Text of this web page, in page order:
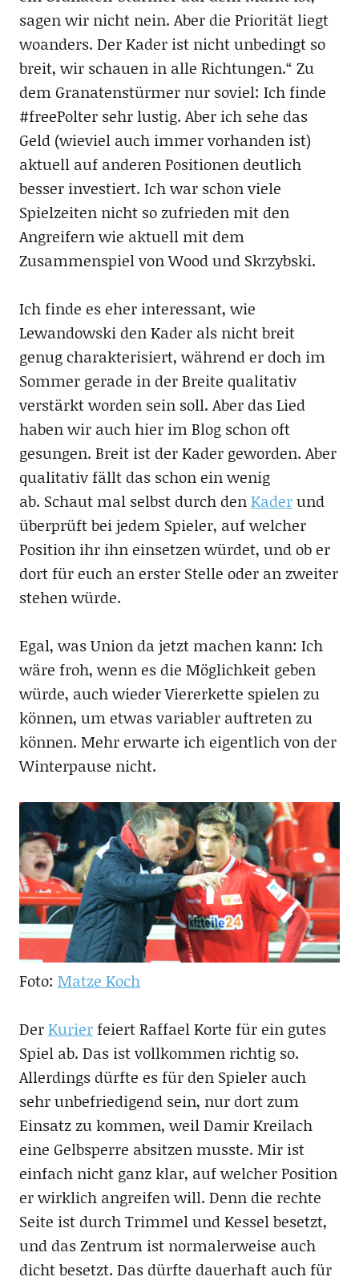
sagen wir nicht nein. Aber die Priorität liegt
woanders. Der Kader ist nicht unbedingt so
breit, wir schauen in alle Richtungen.“ Zu
dem Granatenstürmer nur soviel: Ich finde
#freePolter sehr lustig. Aber ich sehe das
Geld (wieviel auch immer vorhanden ist)
aktuell auf anderen Positionen deutlich
besser investiert. Ich war schon viele
Spielzeiten nicht so zufrieden mit den
Angreifern wie aktuell mit dem
Zusammenspiel von Wood und Skrzybski.
Ich finde es eher interessant, wie
Lewandowski den Kader als nicht breit
genug charakterisiert, während er doch im
Sommer gerade in der Breite qualitativ
verstärkt worden sein soll. Aber das Lied
haben wir auch hier im Blog schon oft
gesungen. Breit ist der Kader geworden. Aber
qualitativ fällt das schon ein wenig
ab. Schaut mal selbst durch denKaderund
überprüft bei jedem Spieler, auf welcher
Position ihr ihn einsetzen würdet, und ob er
dort für euch an erster Stelle oder an zweiter
stehen würde.
Egal, was Union da jetzt machen kann: Ich
wäre froh, wenn es die Möglichkeit geben
würde, auch wieder Viererkette spielen zu
können, um etwas variabler auftreten zu
können. Mehr erwarte ich eigentlich von der
Winterpause nicht.
Foto: Matze Koch
DerKurierfeiert Raffael Korte für ein gutes
Spiel ab. Das ist vollkommen richtig so.
Allerdings dürfte es für den Spieler auch
sehr unbefriedigend sein, nur dort zum
Einsatz zu kommen, weil Damir Kreilach
eine Gelbsperre absitzen musste. Mir ist
einfach nicht ganz klar, auf welcher Position
er wirklich angreifen will. Denn die rechte
Seite ist durch Trimmel und Kessel besetzt,
und das Zentrum ist normalerweise auch
dicht besetzt. Das dürfte dauerhaft auch für